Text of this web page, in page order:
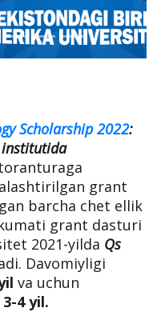
Scholarship 2022:
institutida
grant
barcha chet ellik
grant dasturi
2021-yilda Qs
Davomiyligi
va uchun
4 yil.